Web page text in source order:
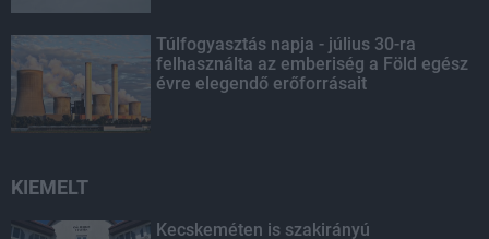
Túlfogyasztás napja - július 30-ra
felhasználta az emberiség a Föld egész
évre elegendő erőforrásait
KIEMELT
Kecskeméten is szakirányú